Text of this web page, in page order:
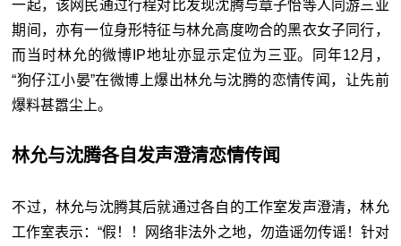
一起，该网民通过行程对比发现沈腾与章子怡等人同游三亚
期间，亦有一位身形特征与林允高度吻合的黑衣女子同行，
而当时林允的微博IP地址亦显示定位为三亚。同年12月，
“狗仔江小晏”在微博上爆出林允与沈腾的恋情传闻，让先前
爆料甚嚣尘上。
林允与沈腾各自发声澄清恋情传闻
不过，林允与沈腾其后就通过各自的工作室发声澄清，林允
工作室表示：“假！！网络非法外之地，勿造谣勿传谣！针对